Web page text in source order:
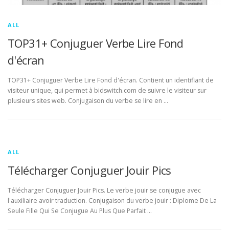
ALL
TOP31+ Conjuguer Verbe Lire Fond
d'écran
TOP31+ Conjuguer Verbe Lire Fond d'écran. Contient un identifiant de
visiteur unique, qui permet à bidswitch.com de suivre le visiteur sur
plusieurs sites web. Conjugaison du verbe se lire en …
ALL
Télécharger Conjuguer Jouir Pics
Télécharger Conjuguer Jouir Pics. Le verbe jouir se conjugue avec
l'auxiliaire avoir traduction. Conjugaison du verbe jouir : Diplome De La
Seule Fille Qui Se Conjugue Au Plus Que Parfait …